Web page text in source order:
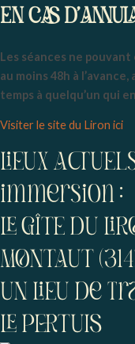
EN CAS
Les séances ne
au moins 48h à
temps à quelqu’un qui
Visiter le site du Liron ici
LIEUx
immersion :
LE GÎTE DU
MONTAUT
UN LIEU De
LE PERTUIS